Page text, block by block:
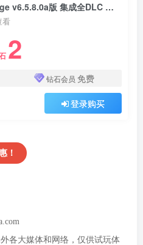
攻城英雄 英雄攻城 Hero Siege v6.5.8.0a版 集成全DLC 官方中文
看
2
钻石会员 免费
登录购买
！
各大媒体和网络，仅供试玩体